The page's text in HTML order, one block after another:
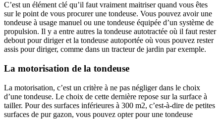
C’est un élément clé qu’il faut vraiment maitriser quand vous êtes
sur le point de vous procurer une tondeuse. Vous pouvez avoir une
tondeuse à usage manuel ou une tondeuse équipée d’un système de
propulsion. Il y a entre autres la tondeuse autotractée où il faut rester
debout pour diriger et la tondeuse autoportée où vous pouvez rester
assis pour diriger, comme dans un tracteur de jardin par exemple.
La motorisation de la tondeuse
La motorisation, c’est un critère à ne pas négliger dans le choix
d’une tondeuse. Le choix de cette dernière repose sur la surface à
tailler. Pour des surfaces inférieures à 300 m2, c’est-à-dire de petites
surfaces de pur gazon, vous pouvez opter pour une tondeuse